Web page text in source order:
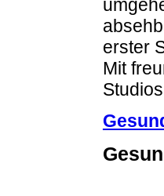
erster
Mit